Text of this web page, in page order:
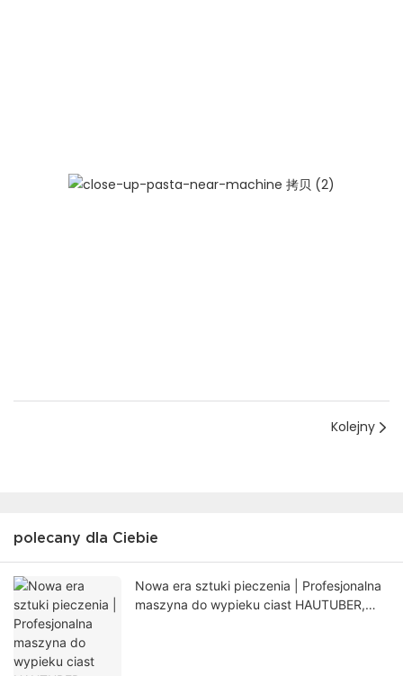
Kolejny
polecany dla Ciebie
Nowa era sztuki pieczenia | Profesjonalna
maszyna do wypieku ciast HAUTUBER,